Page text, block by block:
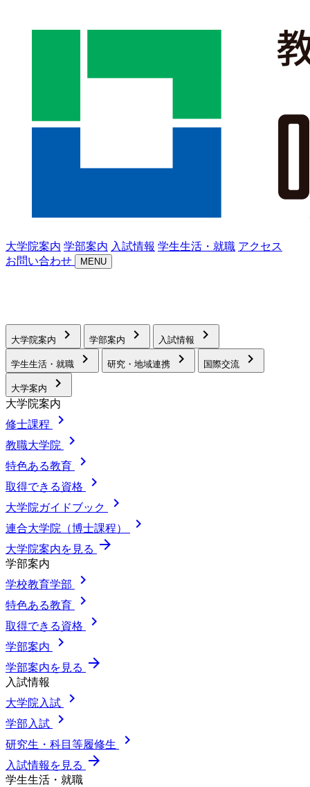
大学院案内 学部案内 入試情報 学生生活・就職 アクセス
お問い合わせ
MENU
大学院案内 chevron_right 学部案内 chevron_right 入試情報 chevron_right
学生生活・就職 chevron_right 研究・地域連携 chevron_right 国際交流 chevron_right
大学案内 chevron_right
大学院案内
修士課程
chevron_right
教職大学院 chevron_right
特色ある教育 chevron_right
取得できる資格 chevron_right
大学院ガイドブック chevron_right
連合大学院（博士課程） chevron_right
大学院案内を見る arrow_forward
学部案内
学校教育学部
chevron_right
特色ある教育 chevron_right
取得できる資格 chevron_right
学部案内 chevron_right
学部案内を見る arrow_forward
入試情報
大学院入試
chevron_right
学部入試 chevron_right
研究生・科目等履修生 chevron_right
入試情報を見る arrow_forward
学生生活・就職